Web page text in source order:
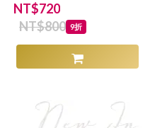
NT$720
NT$800 9折